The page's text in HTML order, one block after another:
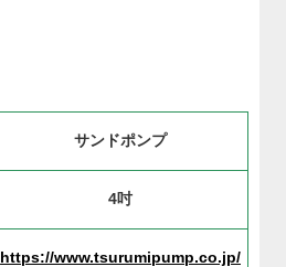
サンドポンプ
4吋
https://www.tsurumipump.co.jp/